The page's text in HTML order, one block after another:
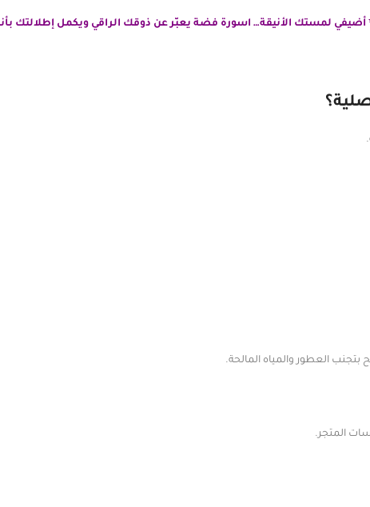
أضيفي لمستك الأنيقة… اسورة فضة يعبّر عن ذوقك الراقي ويكمل إطلالتك
بتجنب العطور والمياه المالحة.
المتجر.